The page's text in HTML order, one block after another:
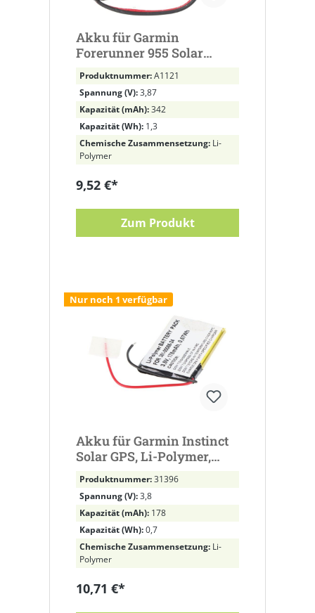
Akku für Garmin
Forerunner 955 Solar
ersetzt 361-00146-00, GB-
S10-362329-010H,
1ICP4/23/29 Li-Polymer,
3,87V, 342mAh
Produktnummer:A1121
Spannung (V):3,87
Kapazität (mAh):342
Kapazität (Wh): 1,3
Chemische Zusammensetzung: Li-
Polymer
9,52 €*
Zum Produkt
Nur noch 1 verfügbar
Akku für Garmin Instinct
Solar GPS, Li-Polymer,
3,8V, 178mAh ersetzt 361-
00086-24, 1ICP4/20/27
Produktnummer:31396
Spannung (V):3,8
Kapazität (mAh): 178
Kapazität (Wh):0,7
Chemische Zusammensetzung: Li-
Polymer
10,71 €*